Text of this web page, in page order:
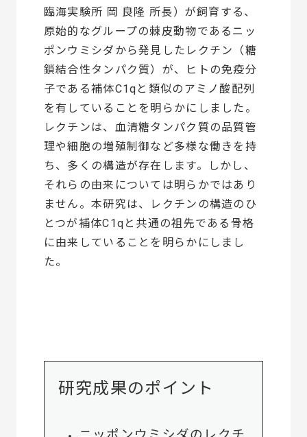
臨海実験所 岡 良隆 所長）が飼育する、
原始的なグループの棘皮動物であるニッ
ポンウミシダから発見したレクチン（糖
鎖結合性タンパク質）が、ヒトの免疫分
子である補体C1qと類似のアミノ酸配列
を有していることを明らかにしました。
レクチンは、血清糖タンパク質の品質管
理や細胞の増殖制御など多様な働きを持
ち、多くの構造が存在します。しかし、
それらの由来については明らかではあり
ません。本研究は、レクチンの構造のひ
とつが補体C1qと共通の祖先である骨格
に由来していることを明らかにしまし
た。
研究成果のポイント